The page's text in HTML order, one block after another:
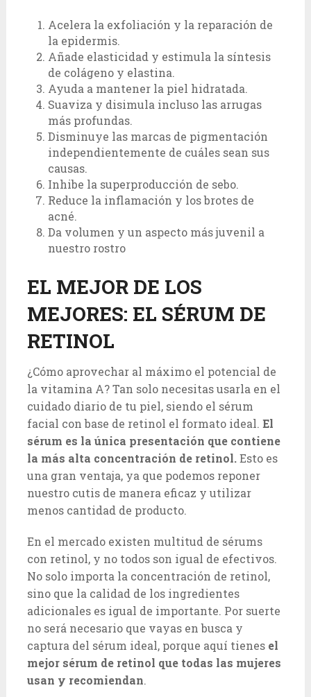
Acelera la exfoliación y la reparación de
la epidermis.
Añade elasticidad y estimula la síntesis
de colágeno y elastina.
Ayuda a mantener la piel hidratada.
Suaviza y disimula incluso las arrugas
más profundas.
Disminuye las marcas de pigmentación
independientemente de cuáles sean sus
causas.
Inhibe la superproducción de sebo.
Reduce la inflamación y los brotes de
acné.
Da volumen y un aspecto más juvenil a
nuestro rostro
EL MEJOR DE LOS
MEJORES: EL SÉRUM DE
RETINOL
¿Cómo aprovechar al máximo el potencial de
la vitamina A? Tan solo necesitas usarla en el
cuidado diario de tu piel, siendo el sérum
facial con base de retinol el formato ideal. El
sérum es la única presentación que contiene
la más alta concentración de retinol.Esto es
una gran ventaja, ya que podemos reponer
nuestro cutis de manera eficaz y utilizar
menos cantidad de producto.
En el mercado existen multitud de sérums
con retinol, y no todos son igual de efectivos.
No solo importa la concentración de retinol,
sino que la calidad de los ingredientes
adicionales es igual de importante. Por suerte
no será necesario que vayas en busca y
captura del sérum ideal, porque aquí tienesel
mejor sérum de retinol que todas las mujeres
usan y recomiendan.